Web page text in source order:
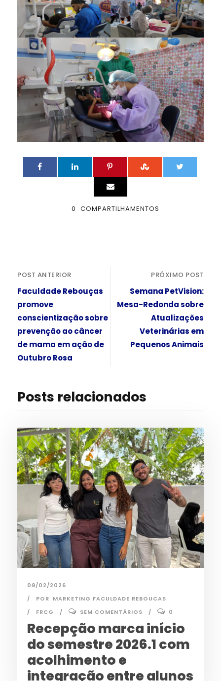
0 COMPARTILHAMENTOS
POST ANTERIOR
Faculdade Rebouças
promove
conscientização sobre
prevenção ao câncer
de mama em ação de
Outubro Rosa
PRÓXIMO POST
Semana PetVision:
Mesa-Redonda sobre
Atualizações
Veterinárias em
Pequenos Animais
Posts relacionados
09/02/2026
POR MARKETING FACULDADE REBOUCAS
FRCG
SEM COMENTÁRIOS 0
Recepção marca início
do semestre 2026.1 com
acolhimento e
integração entre alunos